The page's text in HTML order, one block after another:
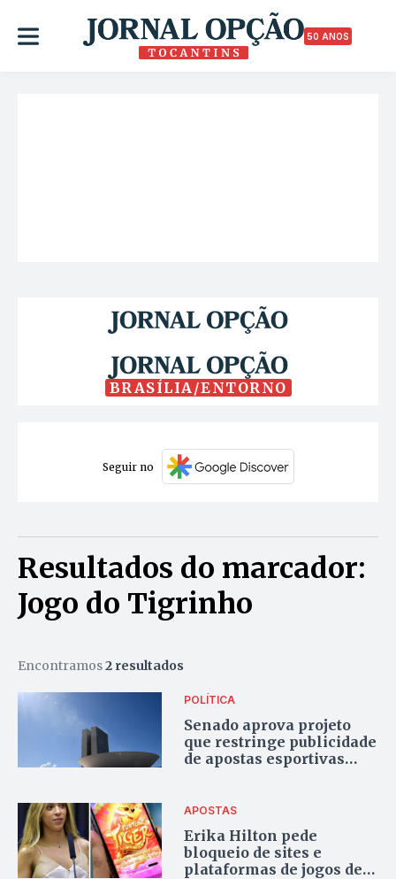
50 ANOS
BRASÍLIA/ENTORNO
Seguir no
Resultados do marcador:
Jogo do Tigrinho
Encontramos2 resultados
POLÍTICA
Senado aprova projeto
que restringe publicidade
de apostas esportivas
APOSTAS
Erika Hilton pede
bloqueio de sites e
plataformas de jogos de